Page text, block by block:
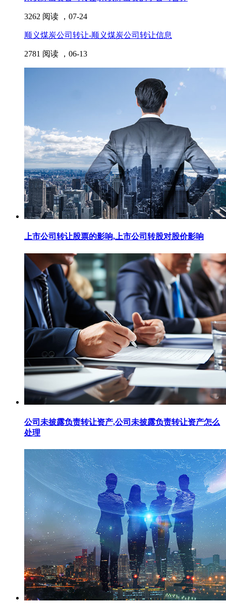
3262 阅读 ， 07-24
顺义煤炭公司转让-顺义煤炭公司转让信息
2781 阅读 ， 06-13
上市公司转让股票的影响,上市公司转股对股价影响
公司未披露负责转让资产,公司未披露负责转让资产怎么
处理